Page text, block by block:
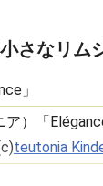
さなリム
ア）「
teutonia